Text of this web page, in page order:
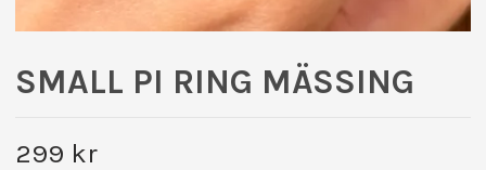
SMALL PI RING MÄSSING
299 kr